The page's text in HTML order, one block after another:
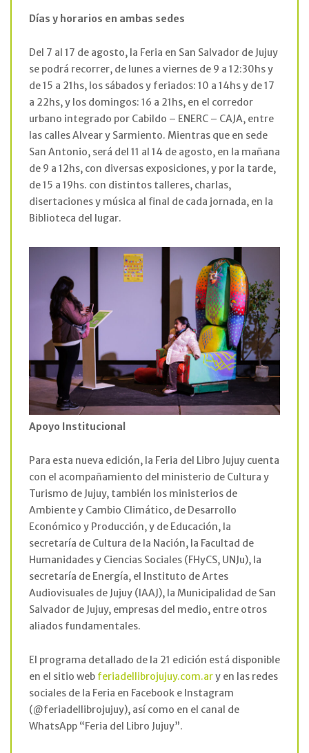
Días y horarios en ambas sedes
Del 7 al 17 de agosto, la Feria en San Salvador de Jujuy
se podrá recorrer, de lunes a viernes de 9 a 12:30hs y
de 15 a 21hs, los sábados y feriados: 10 a 14hs y de 17
a 22hs, y los domingos: 16 a 21hs, en el corredor
urbano integrado por Cabildo – ENERC – CAJA, entre
las calles Alvear y Sarmiento. Mientras que en sede
San Antonio, será del 11 al 14 de agosto, en la mañana
de 9 a 12hs, con diversas exposiciones, y por la tarde,
de 15 a 19hs. con distintos talleres, charlas,
disertaciones y música al final de cada jornada, en la
Biblioteca del lugar.
Apoyo Institucional
Para esta nueva edición, la Feria del Libro Jujuy cuenta
con el acompañamiento del ministerio de Cultura y
Turismo de Jujuy, también los ministerios de
Ambiente y Cambio Climático, de Desarrollo
Económico y Producción, y de Educación, la
secretaría de Cultura de la Nación, la Facultad de
Humanidades y Ciencias Sociales (FHyCS, UNJu), la
secretaría de Energía, el Instituto de Artes
Audiovisuales de Jujuy (IAAJ), la Municipalidad de San
Salvador de Jujuy, empresas del medio, entre otros
aliados fundamentales.
El programa detallado de la 21 edición está disponible
en el sitio web feriadellibrojujuy.com.ary en las redes
sociales de la Feria en Facebook e Instagram
(@feriadellibrojujuy), así como en el canal de
WhatsApp “Feria del Libro Jujuy”.